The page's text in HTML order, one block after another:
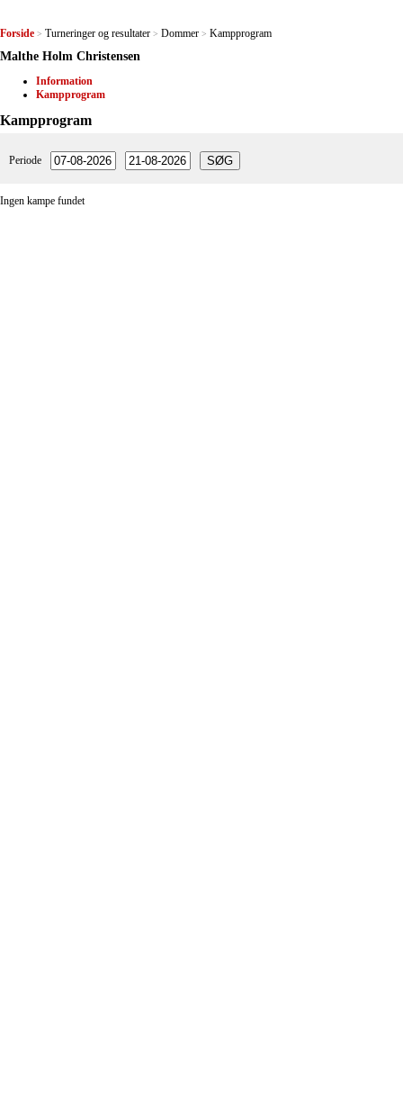
Forside > Turneringer og resultater > Dommer > Kampprogram
Malthe Holm Christensen
Information
Kampprogram
Kampprogram
Periode
Ingen kampe fundet